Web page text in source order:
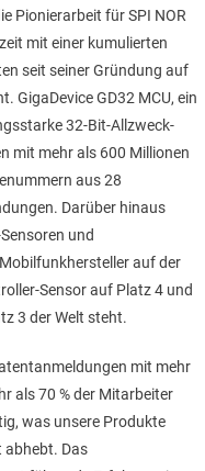
Pionierarbeit für SPI NOR
mit einer kumulierten
seit seiner Gründung auf
GigaDevice GD32 MCU, ein
32-Bit-Allzweck-
mit mehr als 600 Millionen
aus 28
Darüber hinaus
und
auf der
Sensor auf Platz 4 und
3 der Welt steht.
mit mehr
als 70 % der Mitarbeiter
was unsere Produkte
abhebt. Das